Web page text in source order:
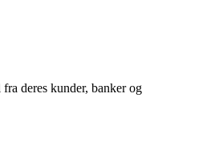
deres kunder, banker og